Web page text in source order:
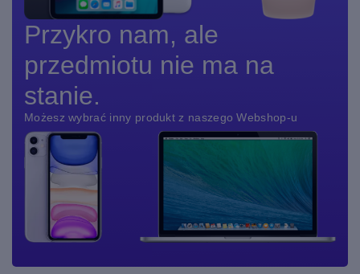
Przykro nam, ale
przedmiotu nie ma na
stanie.
Możesz wybrać inny produkt z naszego Webshop-u